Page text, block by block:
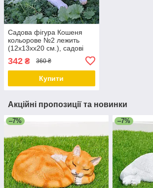
Садова фігура Кошеня
кольорове №2 лежить
(12х13хх20 см.), садові
статуетки, садові фігури з
полістоуну, фігури в сад
342 ₴ 360 ₴
Купити
Акційні пропозиції та новинки
–7% –7%